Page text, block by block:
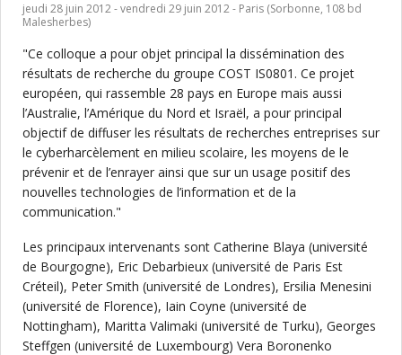
jeudi 28 juin 2012 - vendredi 29 juin 2012 - Paris (Sorbonne, 108 bd
Malesherbes)
"Ce colloque a pour objet principal la dissémination des
résultats de recherche du groupe COST IS0801. Ce projet
européen, qui rassemble 28 pays en Europe mais aussi
l’Australie, l’Amérique du Nord et Israël, a pour principal
objectif de diffuser les résultats de recherches entreprises sur
le cyberharcèlement en milieu scolaire, les moyens de le
prévenir et de l’enrayer ainsi que sur un usage positif des
nouvelles technologies de l’information et de la
communication."
Les principaux intervenants sont Catherine Blaya (université
de Bourgogne), Eric Debarbieux (université de Paris Est
Créteil), Peter Smith (université de Londres), Ersilia Menesini
(université de Florence), Iain Coyne (université de
Nottingham), Maritta Valimaki (université de Turku), Georges
Steffgen (université de Luxembourg) Vera Boronenko